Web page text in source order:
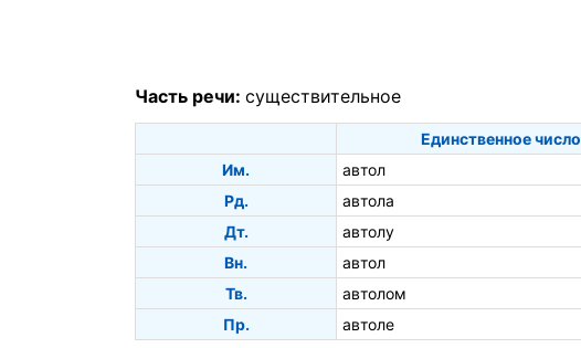
Часть речи: существительное
Единственное число
Им.
автол
Рд.
автола
Дт.
автолу
Вн.
автол
Тв.
автолом
Пр.
автоле